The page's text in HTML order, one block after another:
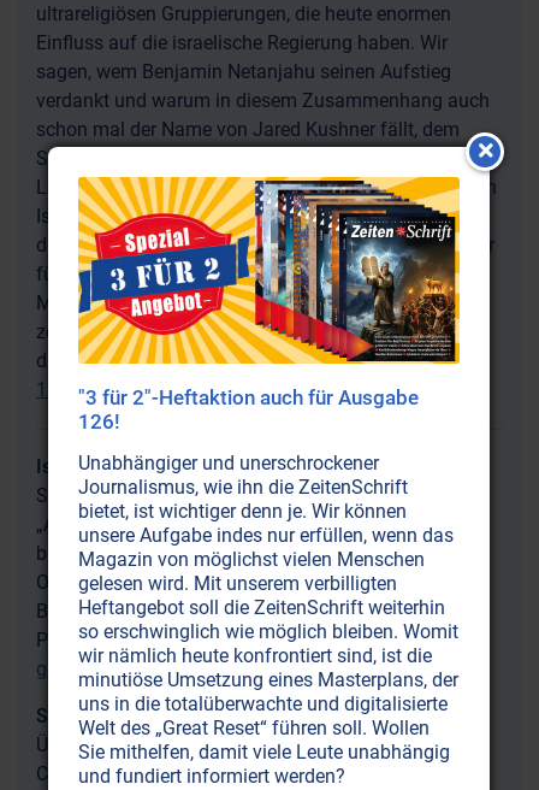
ultrareligiösen Gruppierungen, die heute enormen
Einfluss auf die israelische Regierung haben. Wir
sagen, wem Benjamin Netanjahu seinen Aufstieg
verdankt und warum in diesem Zusammenhang auch
schon mal der Name von Jared Kushner fällt, dem
Schwiegersohn des derzeitigen US-Präsidenten. Die
Lage ist ernst. Nicht nur für die in Israel und in den von
Israel besetzten Gebieten lebenden Araber. Auch für
den jüdischen Staat selbst. So sagte unlängst eine der
führenden israelischen Politikerinnen, die mehrere
Ministerposten innehatte: „Die israelische Regierung
zerstört den Staat Israel.“ Die relevanten Hintergründe
dazu lesen Sie in derZeitenSchrift-Druckausgabe Nr.
126
Israeliten, das auserwählte Volk?
Sind die Juden von heute noch immer das
„Auserwählte Volk“ und haben deshalb einen
biblischen Anspruch auf weite Teile des Nahen
Ostens? Eine biblische Analyse und historische
Betrachtung zum jüdischen Anspruch auf das Land
Palästina.Israeliten: Siebenmal am Bund mit Gott
gescheitert
Sehnsucht nach Armageddon
Überall auf der Welt beten ein paar Hundert Millionen
Christen sehnlichst die Apokalypse herbei. Sie
"3 für 2"-Heftaktion auch für Ausgabe
126!
Unabhängiger und unerschrockener
Journalismus, wie ihn die ZeitenSchrift
bietet, ist wichtiger denn je. Wir können
unsere Aufgabe indes nur erfüllen, wenn das
Magazin von möglichst vielen Menschen
gelesen wird. Mit unserem verbilligten
Heftangebot soll die ZeitenSchrift weiterhin
so erschwinglich wie möglich bleiben. Womit
wir nämlich heute konfrontiert sind, ist die
minutiöse Umsetzung eines Masterplans, der
uns in die totalüberwachte und digitalisierte
Welt des „Great Reset“ führen soll. Wollen
Sie mithelfen, damit viele Leute unabhängig
und fundiert informiert werden?